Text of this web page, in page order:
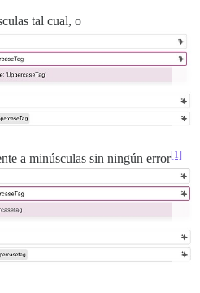
tal cual, o
a minúsculas sin ningún error[1]